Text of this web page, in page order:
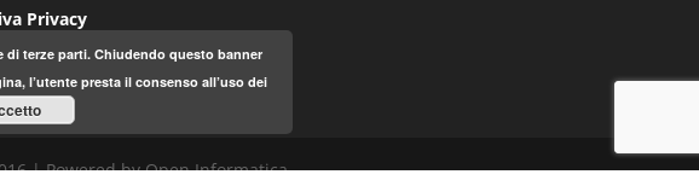
Privacy
| Powered by Open Informatica
terze parti. Chiudendo questo banner
l’utente presta il consenso all’uso dei